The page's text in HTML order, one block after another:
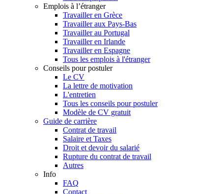
Emplois à l’étranger
Travailler en Grèce
Travailler aux Pays-Bas
Travailler au Portugal
Travailler en Irlande
Travailler en Espagne
Tous les emplois à l'étranger
Conseils pour postuler
Le CV
La lettre de motivation
L'entretien
Tous les conseils pour postuler
Modèle de CV gratuit
Guide de carrière
Contrat de travail
Salaire et Taxes
Droit et devoir du salarié
Rupture du contrat de travail
Autres
Info
FAQ
Contact